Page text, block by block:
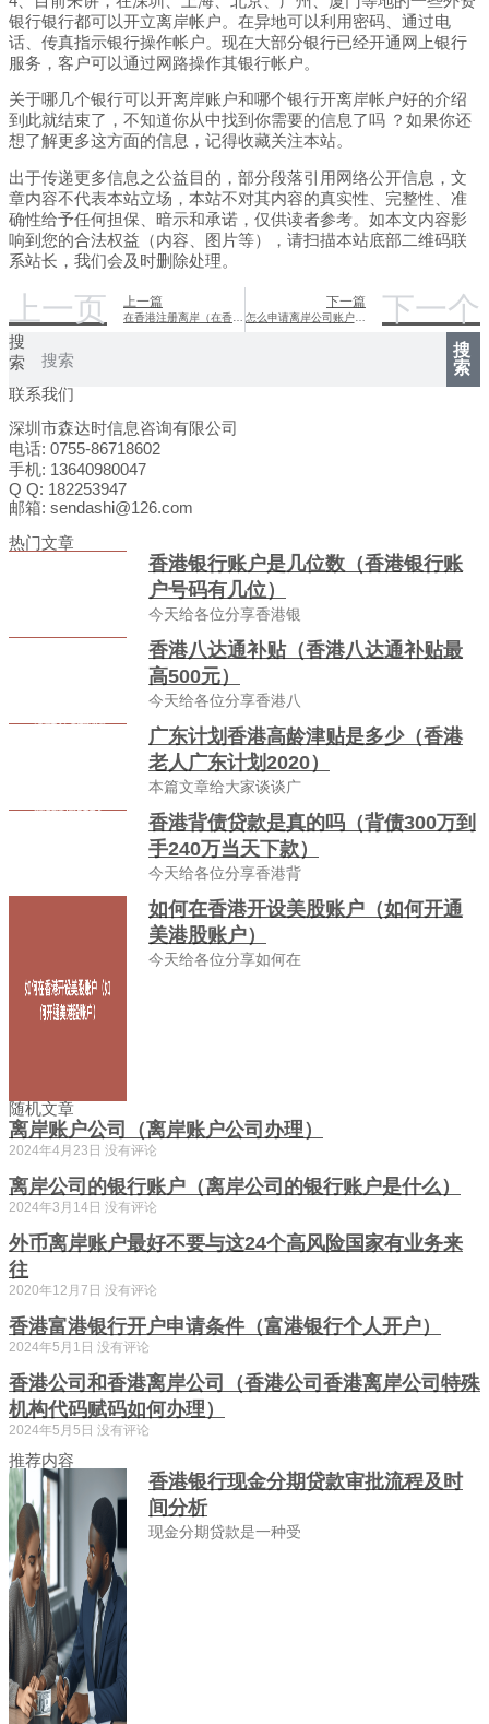
银行银行都可以开立离岸帐户。在异地可以利用密码、通过电
话、传真指示银行操作帐户。现在大部分银行已经开通网上银行
服务，客户可以通过网路操作其银行帐户。
关于哪几个银行可以开离岸账户和哪个银行开离岸帐户好的介绍
到此就结束了，不知道你从中找到你需要的信息了吗 ？如果你还
想了解更多这方面的信息，记得收藏关注本站。
出于传递更多信息之公益目的，部分段落引用网络公开信息，文
章内容不代表本站立场，本站不对其内容的真实性、完整性、准
确性给予任何担保、暗示和承诺，仅供读者参考。如本文内容影
响到您的合法权益（内容、图片等），请扫描本站底部二维码联
系站长，我们会及时删除处理。
上一页 上一篇
在香港注册离岸（在香港注册离岸公司然后再在美国投资公司）
下一篇
怎么申请离岸公司账户（离岸如何申请公司） 下一个
搜
索
搜
索
联系我们
深圳市森达时信息咨询有限公司
电话: 0755-86718602
手机: 13640980047
Q Q: 182253947
邮箱: sendashi@126.com
热门文章
香港银行账户是几位数（香港银行账
户号码有几位）
今天给各位分享香港银
香港八达通补贴（香港八达通补贴最
高500元）
今天给各位分享香港八
广东计划香港高龄津贴是多少（香港
老人广东计划2020）
本篇文章给大家谈谈广
香港背债贷款是真的吗（背债300万到
手240万当天下款）
今天给各位分享香港背
如何在香港开设美股账户（如何开通
美港股账户）
今天给各位分享如何在
随机文章
离岸账户公司（离岸账户公司办理）
2024年4月23日 没有评论
离岸公司的银行账户（离岸公司的银行账户是什么）
2024年3月14日 没有评论
外币离岸账户最好不要与这24个高风险国家有业务来
往
2020年12月7日 没有评论
香港富港银行开户申请条件（富港银行个人开户）
2024年5月1日 没有评论
香港公司和香港离岸公司（香港公司香港离岸公司特殊
机构代码赋码如何办理）
2024年5月5日 没有评论
推荐内容
香港银行现金分期贷款审批流程及时
间分析
现金分期贷款是一种受